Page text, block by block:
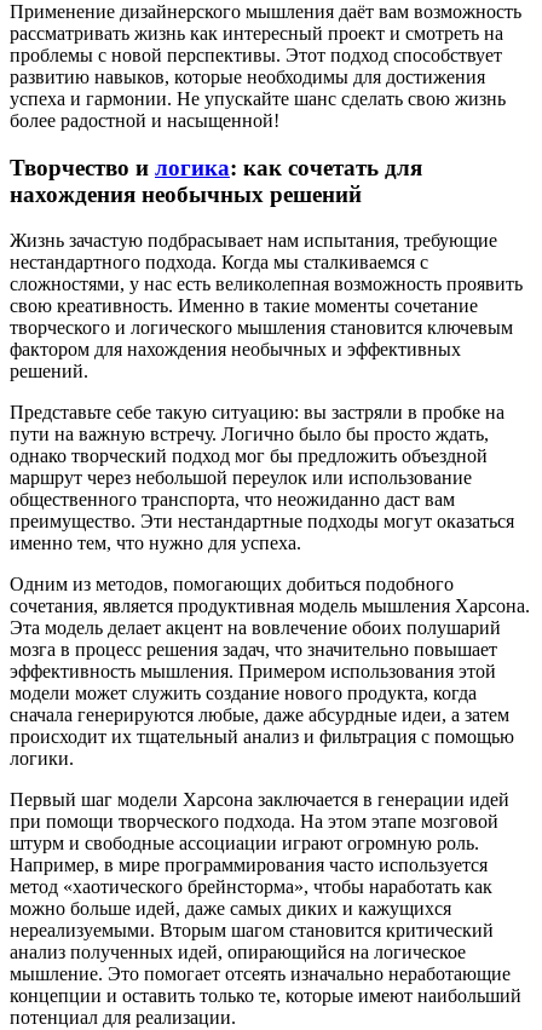
Применение дизайнерского мышления даёт вам возможность
рассматривать жизнь как интересный проект и смотреть на
проблемы с новой перспективы. Этот подход способствует
развитию навыков, которые необходимы для достижения
успеха и гармонии. Не упускайте шанс сделать свою жизнь
более радостной и насыщенной!
Творчество и логика: как сочетать для
нахождения необычных решений
Жизнь зачастую подбрасывает нам испытания, требующие
нестандартного подхода. Когда мы сталкиваемся с
сложностями, у нас есть великолепная возможность проявить
свою креативность. Именно в такие моменты сочетание
творческого и логического мышления становится ключевым
фактором для нахождения необычных и эффективных
решений.
Представьте себе такую ситуацию: вы застряли в пробке на
пути на важную встречу. Логично было бы просто ждать,
однако творческий подход мог бы предложить объездной
маршрут через небольшой переулок или использование
общественного транспорта, что неожиданно даст вам
преимущество. Эти нестандартные подходы могут оказаться
именно тем, что нужно для успеха.
Одним из методов, помогающих добиться подобного
сочетания, является продуктивная модель мышления Харсона.
Эта модель делает акцент на вовлечение обоих полушарий
мозга в процесс решения задач, что значительно повышает
эффективность мышления. Примером использования этой
модели может служить создание нового продукта, когда
сначала генерируются любые, даже абсурдные идеи, а затем
происходит их тщательный анализ и фильтрация с помощью
логики.
Первый шаг модели Харсона заключается в генерации идей
при помощи творческого подхода. На этом этапе мозговой
штурм и свободные ассоциации играют огромную роль.
Например, в мире программирования часто используется
метод «хаотического брейнсторма», чтобы наработать как
можно больше идей, даже самых диких и кажущихся
нереализуемыми. Вторым шагом становится критический
анализ полученных идей, опирающийся на логическое
мышление. Это помогает отсеять изначально неработающие
концепции и оставить только те, которые имеют наибольший
потенциал для реализации.